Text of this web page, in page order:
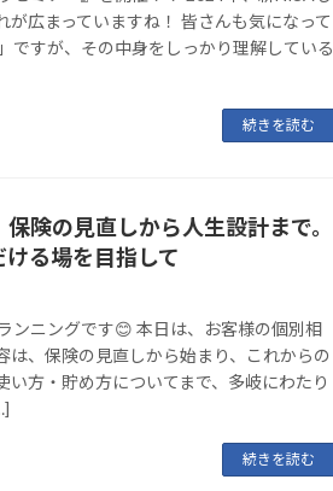
が広まっていますね！ 皆さんも気になって
ですが、その中身をしっかり理解している
続きを読む
保険の見直しから人生設計まで。
る場を目指して
ンニングです😊 本日は、お客様の個別相
は、保険の見直しから始まり、これからの
い方・貯め方についてまで、多岐にわたり
続きを読む